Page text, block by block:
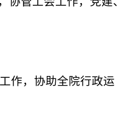
作，协助全院行政运